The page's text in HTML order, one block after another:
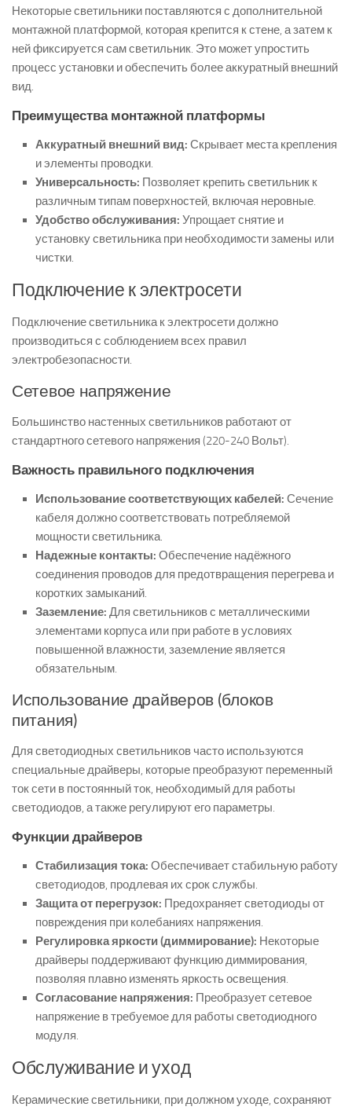
Некоторые светильники поставляются с дополнительной
монтажной платформой, которая крепится к стене, а затем к
ней фиксируется сам светильник. Это может упростить
процесс установки и обеспечить более аккуратный внешний
вид.
Преимущества монтажной платформы
Аккуратный внешний вид: Скрывает места крепления
и элементы проводки.
Универсальность: Позволяет крепить светильник к
различным типам поверхностей, включая неровные.
Удобство обслуживания: Упрощает снятие и
установку светильника при необходимости замены или
чистки.
Подключение к электросети
Подключение светильника к электросети должно
производиться с соблюдением всех правил
электробезопасности.
Сетевое напряжение
Большинство настенных светильников работают от
стандартного сетевого напряжения (220-240 Вольт).
Важность правильного подключения
Использование соответствующих кабелей: Сечение
кабеля должно соответствовать потребляемой
мощности светильника.
Надежные контакты: Обеспечение надёжного
соединения проводов для предотвращения перегрева и
коротких замыканий.
Заземление: Для светильников с металлическими
элементами корпуса или при работе в условиях
повышенной влажности, заземление является
обязательным.
Использование драйверов (блоков
питания)
Для светодиодных светильников часто используются
специальные драйверы, которые преобразуют переменный
ток сети в постоянный ток, необходимый для работы
светодиодов, а также регулируют его параметры.
Функции драйверов
Стабилизация тока: Обеспечивает стабильную работу
светодиодов, продлевая их срок службы.
Защита от перегрузок: Предохраняет светодиоды от
повреждения при колебаниях напряжения.
Регулировка яркости (диммирование): Некоторые
драйверы поддерживают функцию диммирования,
позволяя плавно изменять яркость освещения.
Согласование напряжения: Преобразует сетевое
напряжение в требуемое для работы светодиодного
модуля.
Обслуживание и уход
Керамические светильники, при должном уходе, сохраняют